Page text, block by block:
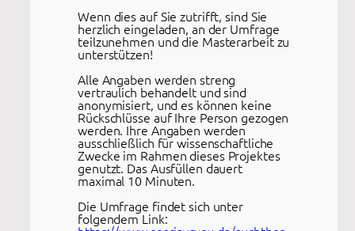
Wenn dies auf Sie zutrifft, sind Sie
herzlich eingeladen, an der Umfrage
teilzunehmen und die Masterarbeit zu
unterstützen!
Alle Angaben werden streng
vertraulich behandelt und sind
anonymisiert, und es können keine
Rückschlüsse auf Ihre Person gezogen
werden. Ihre Angaben werden
ausschließlich für wissenschaftliche
Zwecke im Rahmen dieses Projektes
genutzt. Das Ausfüllen dauert
maximal 10 Minuten.
Die Umfrage findet sich unter
folgendem Link: